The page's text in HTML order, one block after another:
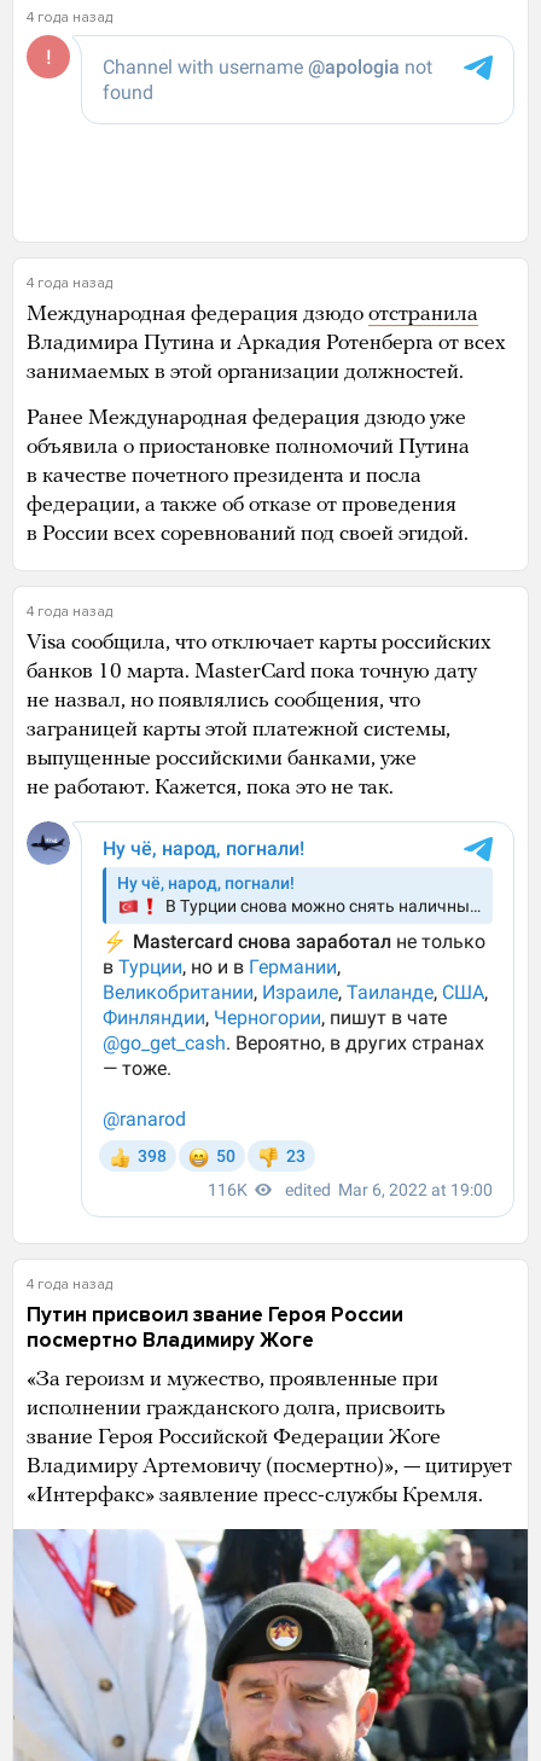
4 года назад
4 года назад
Международная федерация дзюдо отстранила
Владимира Путина и Аркадия Ротенберга от всех
занимаемых в этой организации должностей.
Ранее Международная федерация дзюдо уже
объявила о приостановке полномочий Путина
в качестве почетного президента и посла
федерации, а также об отказе от проведения
в России всех соревнований под своей эгидой.
4 года назад
Visa сообщила, что отключает карты российских
банков 10 марта. MasterCard пока точную дату
не назвал, но появлялись сообщения, что
заграницей карты этой платежной системы,
выпущенные российскими банками, уже
не работают. Кажется, пока это не так.
4 года назад
Путин присвоил звание Героя России
посмертно Владимиру Жоге
«За героизм и мужество, проявленные при
исполнении гражданского долга, присвоить
звание Героя Российской Федерации Жоге
Владимиру Артемовичу (посмертно)», — цитирует
«Интерфакс» заявление пресс-службы Кремля.